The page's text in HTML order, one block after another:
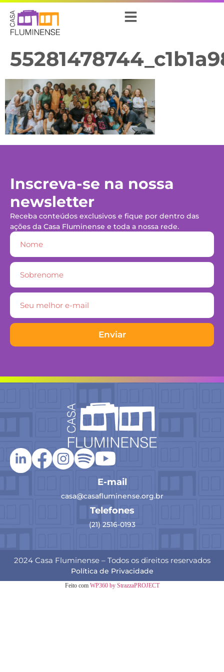
Inscreva-se na nossa
newsletter
Receba conteúdos exclusivos e fique por dentro das
ações da Casa Fluminense e toda a nossa rede.
Enviar
E-mail
casa@casafluminense.org.br
Telefones
(21) 2516-0193
2024 Casa Fluminense – Todos os direitos reservados
Política de Privacidade
Feito com WP360 by StrazzaPROJECT